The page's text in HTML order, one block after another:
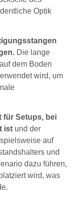
Optik
Die lange
dem Boden
wird, um
für Setups, bei
ist und der
auf
und
dazu führen,
wird, was